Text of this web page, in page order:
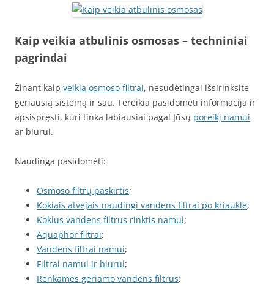
Kaip veikia atbulinis osmosas – techniniai
pagrindai
Žinant kaip veikia osmoso filtrai, nesudėtingai išsirinksite
geriausią sistemą ir sau. Tereikia pasidomėti informacija ir
apsispręsti, kuri tinka labiausiai pagal Jūsų poreikį namui
ar biurui.
Naudinga pasidomėti:
Osmoso filtrų paskirtis;
Kokiais atvejais naudingi vandens filtrai po kriaukle;
Kokius vandens filtrus rinktis namui;
Aquaphor filtrai;
Vandens filtrai namui;
Filtrai namui ir biurui;
Renkamės geriamo vandens filtrus;